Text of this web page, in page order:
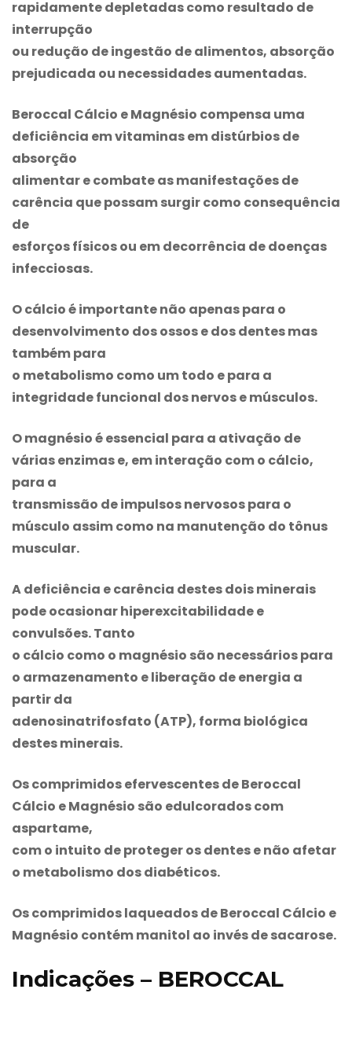
rapidamente depletadas como resultado de
interrupção
ou redução de ingestão de alimentos, absorção
prejudicada ou necessidades aumentadas.
Beroccal Cálcio e Magnésio compensa uma
deficiência em vitaminas em distúrbios de
absorção
alimentar e combate as manifestações de
carência que possam surgir como consequência
de
esforços físicos ou em decorrência de doenças
infecciosas.
O cálcio é importante não apenas para o
desenvolvimento dos ossos e dos dentes mas
também para
o metabolismo como um todo e para a
integridade funcional dos nervos e músculos.
O magnésio é essencial para a ativação de
várias enzimas e, em interação com o cálcio,
para a
transmissão de impulsos nervosos para o
músculo assim como na manutenção do tônus
muscular.
A deficiência e carência destes dois minerais
pode ocasionar hiperexcitabilidade e
convulsões. Tanto
o cálcio como o magnésio são necessários para
o armazenamento e liberação de energia a
partir da
adenosinatrifosfato (ATP), forma biológica
destes minerais.
Os comprimidos efervescentes deBeroccal
Cálcio e Magnésio são edulcorados com
aspartame,
com o intuito de proteger os dentes e não afetar
o metabolismo dos diabéticos.
Os comprimidos laqueados deBeroccal Cálcio e
Magnésio contém manitol ao invés de sacarose.
Indicações – BEROCCAL